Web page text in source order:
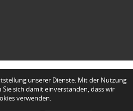
unserer Dienste. Mit der Nutzung
sich damit einverstanden, dass wir
verwenden.